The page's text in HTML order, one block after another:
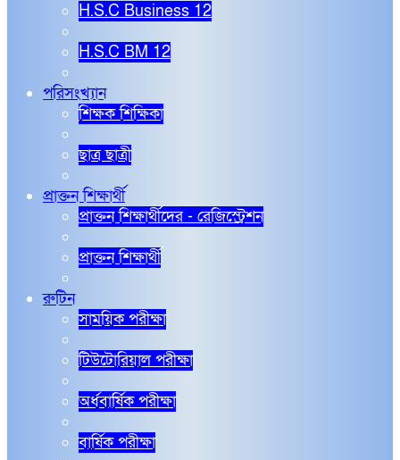
H.S.C Business 12
H.S.C BM 12
পরিসংখ্যান
শিক্ষক শিক্ষিকা
ছাত্র ছাত্রী
প্রাক্তন শিক্ষার্থী
প্রাক্তন শিক্ষার্থীদের - রেজিস্ট্রেশন
প্রাক্তন শিক্ষার্থী
রুটিন
সাময়িক পরীক্ষা
টিউটোরিয়াল পরীক্ষা
অর্ধবার্ষিক পরীক্ষা
বার্ষিক পরীক্ষা